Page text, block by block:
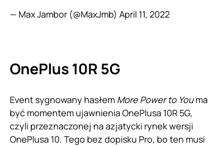
— Max Jambor (@MaxJmb) April 11, 2022
OnePlus 10R 5G
Event sygnowany hasłem More Power to Youma
być momentem ujawnienia OnePlusa 10R 5G,
czyli przeznaczonej na azjatycki rynek wersji
OnePlusa 10. Tego bez dopisku Pro, bo ten musi